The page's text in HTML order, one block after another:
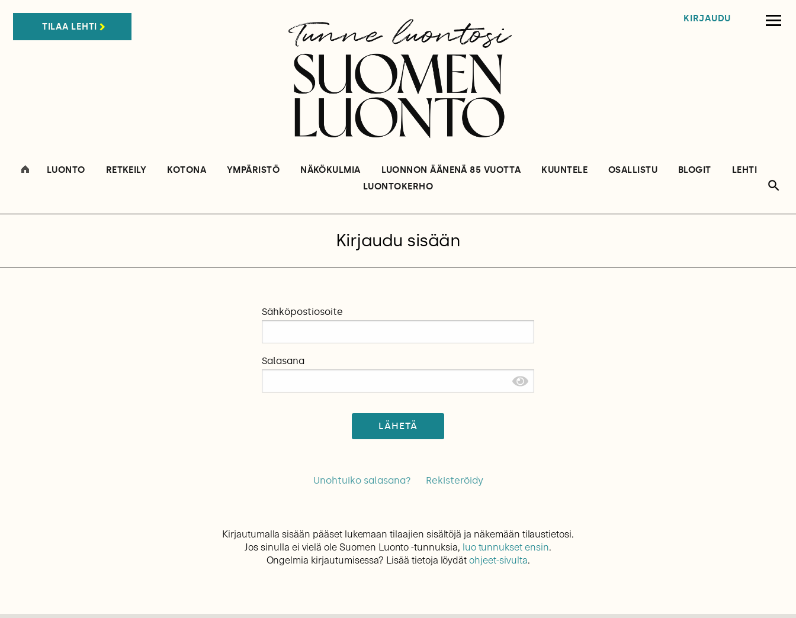
TILAA LEHTI
KIRJAUDU
LUONTO RETKEILY KOTONA YMPÄRISTÖ NÄKÖKULMIA LUONNON ÄÄNENÄ 85 VUOTTA KUUNTELE OSALLISTU BLOGIT
LEHTI
LUONTOKERHO
Kirjaudu sisään
Sähköpostiosoite
Salasana
LÄHETÄ
Unohtuiko salasana? Rekisteröidy
Kirjautumalla sisään pääset lukemaan tilaajien sisältöjä ja näkemään tilaustietosi.
Jos sinulla ei vielä ole Suomen Luonto -tunnuksia, luo tunnukset ensin.
Ongelmia kirjautumisessa? Lisää tietoja löydätohjeet-sivulta.